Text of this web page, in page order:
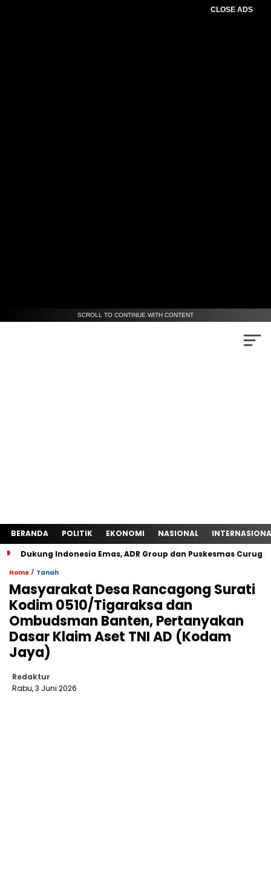
CLOSE ADS
SCROLL TO CONTINUE WITH CONTENT
BERANDA POLITIK EKONOMI NASIONAL
‎Dukung Indonesia Emas, ADR Group dan Puskesmas Curug
Home / Tanah
‎Masyarakat Desa Rancagong Surati
Kodim 0510/Tigaraksa dan
Ombudsman Banten, Pertanyakan
Dasar Klaim Aset TNI AD (Kodam
Jaya)
Redaktur
Rabu, 3 Juni 2026